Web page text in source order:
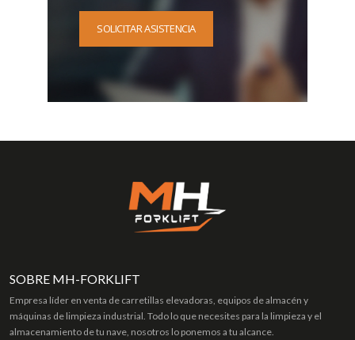
SOLICITAR ASISTENCIA
SOBRE MH-FORKLIFT
Empresa líder en venta de carretillas elevadoras, equipos de almacén y
máquinas de limpieza industrial. Todo lo que necesites para la limpieza y el
almacenamiento de tu nave, nosotros lo ponemos a tu alcance.